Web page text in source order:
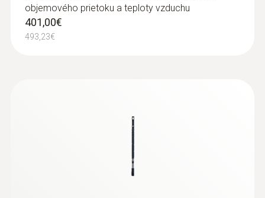
objemového prietoku a teploty vzduchu
401,00€
493,23€